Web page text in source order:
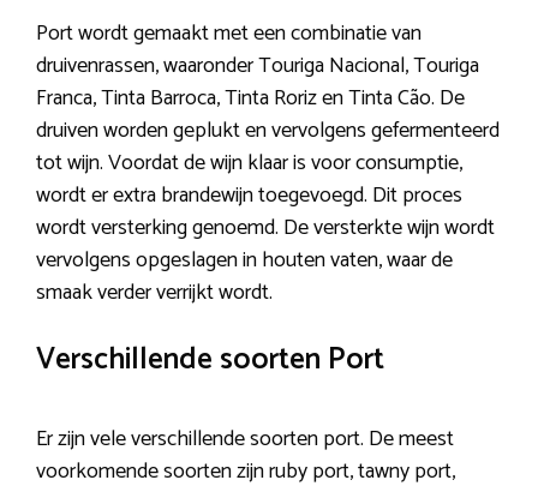
Port wordt gemaakt met een combinatie van
druivenrassen, waaronder Touriga Nacional, Touriga
Franca, Tinta Barroca, Tinta Roriz en Tinta Cão. De
druiven worden geplukt en vervolgens gefermenteerd
tot wijn. Voordat de wijn klaar is voor consumptie,
wordt er extra brandewijn toegevoegd. Dit proces
wordt versterking genoemd. De versterkte wijn wordt
vervolgens opgeslagen in houten vaten, waar de
smaak verder verrijkt wordt.
Verschillende soorten Port
Er zijn vele verschillende soorten port. De meest
voorkomende soorten zijn ruby port, tawny port,